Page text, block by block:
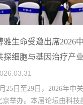
雅生命受邀出席2026
探细胞与基因治疗产
25日至29日，2026年中
京举办。本届论坛由科技